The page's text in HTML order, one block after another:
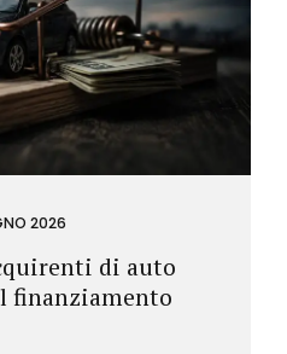
2026
di auto
finanziamento